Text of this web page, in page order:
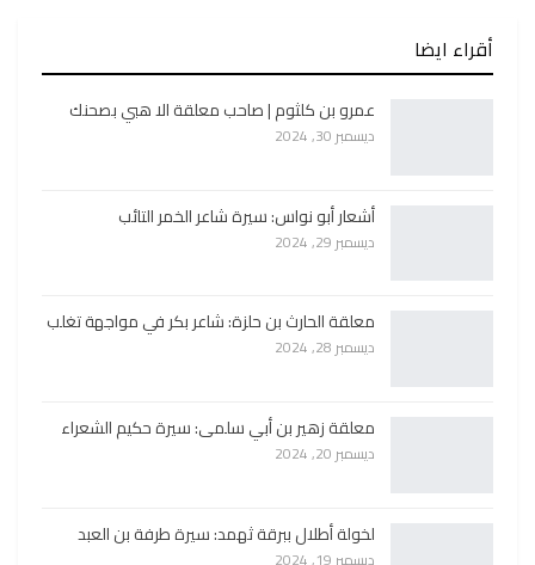
أقراء ايضا
عمرو بن كلثوم | صاحب معلقة الا هبي بصحنك
ديسمبر 30, 2024
أشعار أبو نواس: سيرة شاعر الخمر التائب
ديسمبر 29, 2024
معلقة الحارث بن حلزة: شاعر بكر في مواجهة تغلب
ديسمبر 28, 2024
معلقة زهير بن أبي سلمى: سيرة حكيم الشعراء
ديسمبر 20, 2024
لخولة أطلال ببرقة ثهمد: سيرة طرفة بن العبد
ديسمبر 19, 2024